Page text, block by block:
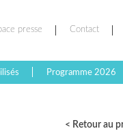
presse Contact
Programme 2026
< Retour au